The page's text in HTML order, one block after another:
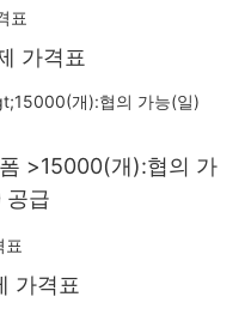
가격표
>15000(개):협의 가
급
가격표